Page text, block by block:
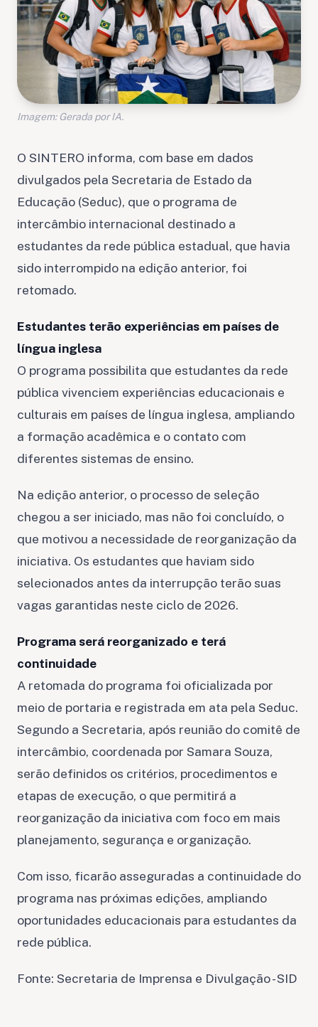
Imagem: Gerada por IA.
O SINTERO informa, com base em dados
divulgados pela Secretaria de Estado da
Educação (Seduc), que o programa de
intercâmbio internacional destinado a
estudantes da rede pública estadual, que havia
sido interrompido na edição anterior, foi
retomado.
Estudantes terão experiências em países de
língua inglesa
O programa possibilita que estudantes da rede
pública vivenciem experiências educacionais e
culturais em países de língua inglesa, ampliando
a formação acadêmica e o contato com
diferentes sistemas de ensino.
Na edição anterior, o processo de seleção
chegou a ser iniciado, mas não foi concluído, o
que motivou a necessidade de reorganização da
iniciativa. Os estudantes que haviam sido
selecionados antes da interrupção terão suas
vagas garantidas neste ciclo de 2026.
Programa será reorganizado e terá
continuidade
A retomada do programa foi oficializada por
meio de portaria e registrada em ata pela Seduc.
Segundo a Secretaria, após reunião do comitê de
intercâmbio, coordenada por Samara Souza,
serão definidos os critérios, procedimentos e
etapas de execução, o que permitirá a
reorganização da iniciativa com foco em mais
planejamento, segurança e organização.
Com isso, ficarão asseguradas a continuidade do
programa nas próximas edições, ampliando
oportunidades educacionais para estudantes da
rede pública.
Fonte: Secretaria de Imprensa e Divulgação - SID